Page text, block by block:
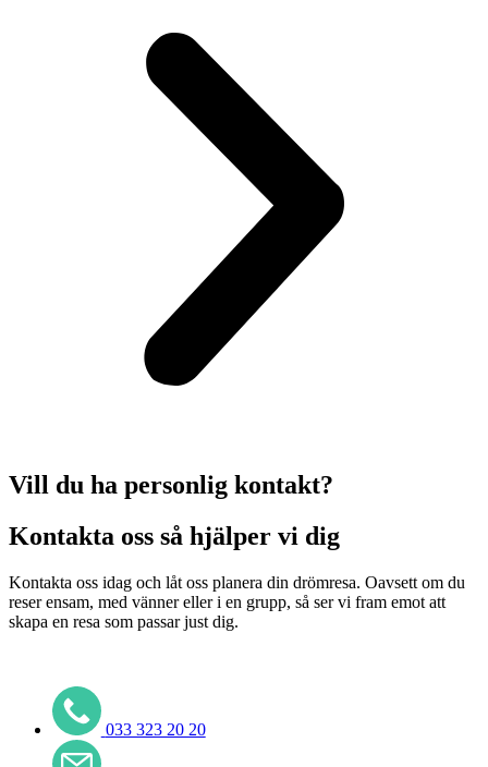
Vill du ha personlig kontakt?
Kontakta oss så hjälper vi dig
Kontakta oss idag och låt oss planera din drömresa. Oavsett om du
reser ensam, med vänner eller i en grupp, så ser vi fram emot att
skapa en resa som passar just dig.
033 323 20 20